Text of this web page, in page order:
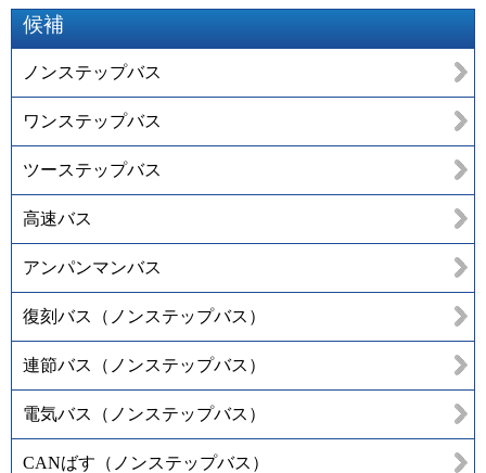
候補
ノンステップバス
ワンステップバス
ツーステップバス
高速バス
アンパンマンバス
復刻バス（ノンステップバス）
連節バス（ノンステップバス）
電気バス（ノンステップバス）
CANばす（ノンステップバス）